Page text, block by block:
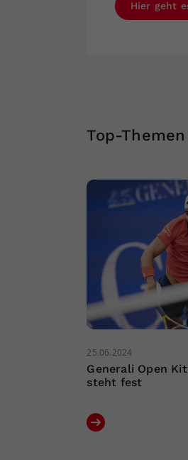
Hier geht
Top-
25.06.2024
Generali Open
steht fest